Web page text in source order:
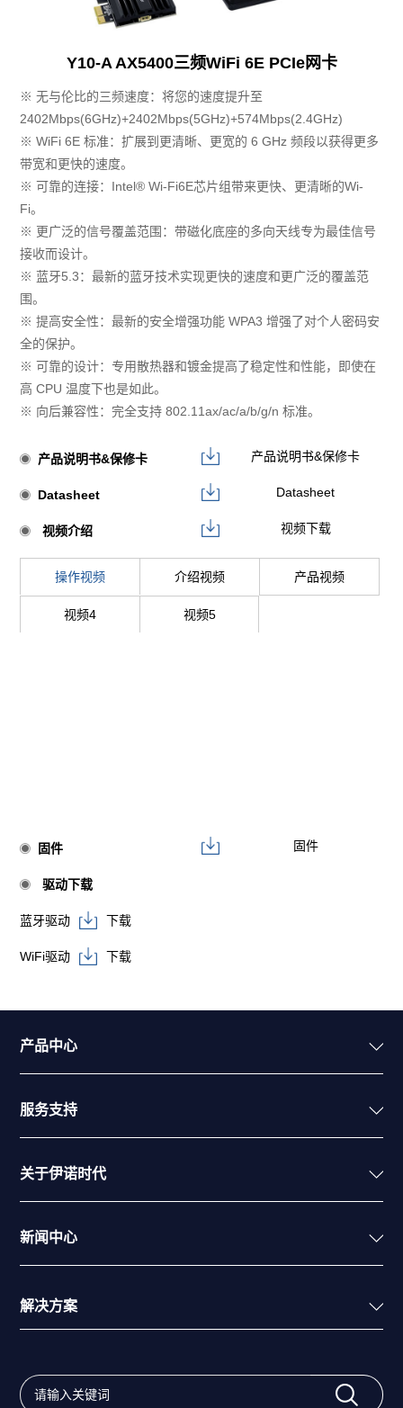
Y10-A AX5400三频WiFi 6E PCIe网卡
※ 无与伦比的三频速度：将您的速度提升至
2402Mbps(6GHz)+2402Mbps(5GHz)+574Mbps(2.4GHz)
※ WiFi 6E 标准：扩展到更清晰、更宽的 6 GHz 频段以获得更多
带宽和更快的速度。
※ 可靠的连接：Intel® Wi-Fi6E芯片组带来更快、更清晰的Wi-
Fi。
※ 更广泛的信号覆盖范围：带磁化底座的多向天线专为最佳信号
接收而设计。
※ 蓝牙5.3：最新的蓝牙技术实现更快的速度和更广泛的覆盖范
围。
※ 提高安全性：最新的安全增强功能 WPA3 增强了对个人密码安
全的保护。
※ 可靠的设计：专用散热器和镀金提高了稳定性和性能，即使在
高 CPU 温度下也是如此。
※ 向后兼容性：完全支持 802.11ax/ac/a/b/g/n 标准。
产品说明书&保修卡 产品说明书&保修卡
Datasheet Datasheet
视频介绍 视频下载
操作视频 介绍视频 产品视频
视频4 视频5
固件 固件
驱动下载
蓝牙驱动 下载
WiFi驱动 下载
产品中心
服务支持
关于伊诺时代
新闻中心
解决方案